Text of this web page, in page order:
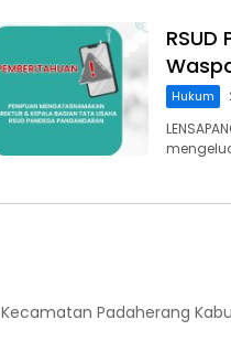
Hukum
Kecamatan Padaherang